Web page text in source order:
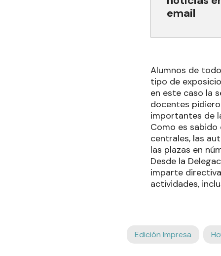
email
Alumnos de
tipo de
en este caso la
docentes
importantes de
Como es
centrales, las
las plazas en
Desde la
imparte
actividades,
Edición Impresa